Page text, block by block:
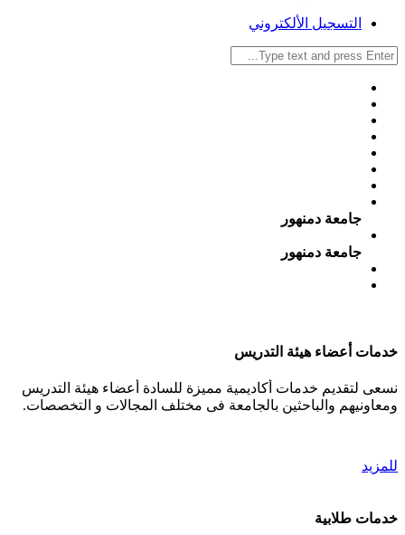
التسجيل الألكتروني
جامعة دمنهور
جامعة دمنهور
خدمات أعضاء هيئة التدريس
نسعى لتقديم خدمات أكاديمية مميزة للسادة أعضاء هيئة التدريس
ومعاونيهم والباحثين بالجامعة فى مختلف المجالات و التخصصات.
للمزيد
خدمات طلابية